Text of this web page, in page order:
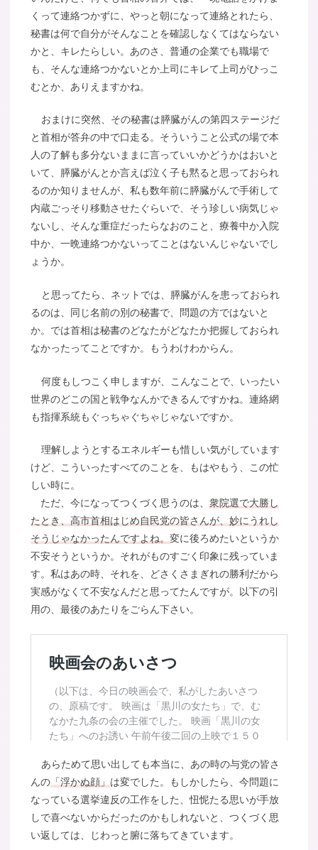
くって連絡つかずに、やっと朝になって連絡とれたら、
秘書は何で自分がそんなことを確認しなくてはならない
かと、キレたらしい。あのさ、普通の企業でも職場で
も、そんな連絡つかないとか上司にキレて上司がひっこ
むとか、ありえますかね。
おまけに突然、その秘書は膵臓がんの第四ステージだ
と首相が答弁の中で口走る。そういうこと公式の場で本
人の了解も多分ないままに言っていいかどうかはおいと
いて、膵臓がんとか言えば泣く子も黙ると思っておられ
るのか知りませんが、私も数年前に膵臓がんで手術して
内蔵ごっそり移動させたぐらいで、そう珍しい病気じゃ
ないし、そんな重症だったらなおのこと、療養中か入院
中か、一晩連絡つかないってことはないんじゃないでし
ょうか。
と思ってたら、ネットでは、膵臓がんを患っておられ
るのは、同じ名前の別の秘書で、問題の方ではないと
か。では首相は秘書のどなたがどなたか把握しておられ
なかったってことですか。もうわけわからん。
何度もしつこく申しますが、こんなことで、いったい
世界のどこの国と戦争なんかできるんですかね。連絡網
も指揮系統もぐっちゃぐちゃじゃないですか。
理解しようとするエネルギーも惜しい気がしています
けど、こういったすべてのことを、もはやもう、この忙
しい時に。
ただ、今になってつくづく思うのは、衆院選で大勝し
たとき、高市首相はじめ自民党の皆さんが、妙にうれし
そうじゃなかったんですよね。変に後ろめたいというか
不安そうというか。それがものすごく印象に残っていま
す。私はあの時、それを、どさくさまぎれの勝利だから
実感がなくて不安なんだと思ってたんですが。以下の引
用の、最後のあたりをごらん下さい。
あらためて思い出しても本当に、あの時の与党の皆さ
んの 「浮かぬ顔」 は変でした。もしかしたら、今問題に
なっている選挙違反の工作をした、忸怩たる思いが手放
しで喜べないからだったのかもしれないと、つくづく思
い返しては、じわっと腑に落ちてきています。